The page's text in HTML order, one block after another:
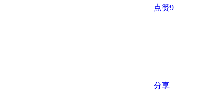
点赞9
分享